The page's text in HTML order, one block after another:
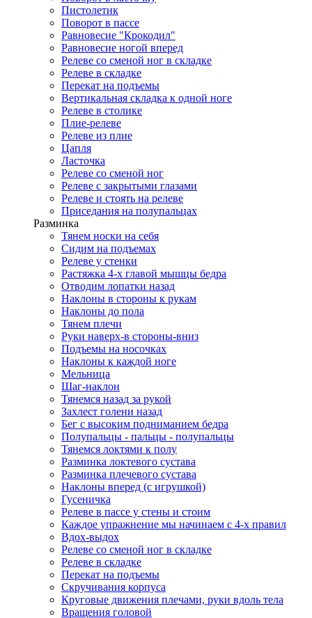
Пистолетик
Поворот в пассе
Равновесие "Крокодил"
Равновесие ногой вперед
Релеве со сменой ног в складке
Релеве в складке
Перекат на подъемы
Вертикальная складка к одной ноге
Релеве в столике
Плие-релеве
Релеве из плие
Цапля
Ласточка
Релеве со сменой ног
Релеве с закрытыми глазами
Релеве и стоять на релеве
Приседания на полупальцах
Разминка
Тянем носки на себя
Сидим на подъемах
Релеве у стенки
Растяжка 4-х главой мышцы бедра
Отводим лопатки назад
Наклоны в стороны к рукам
Наклоны до пола
Тянем плечи
Руки наверх-в стороны-вниз
Подъемы на носочках
Наклоны к каждой ноге
Мельница
Шаг-наклон
Тянемся назад за рукой
Захлест голени назад
Бег с высоким подниманием бедра
Полупальцы - пальцы - полупальцы
Тянемся локтями к полу
Разминка локтевого сустава
Разминка плечевого сустава
Наклоны вперед (с игрушкой)
Гусеничка
Релеве в пассе у стены и стоим
Каждое упражнение мы начинаем с 4-х правил
Вдох-выдох
Релеве со сменой ног в складке
Релеве в складке
Перекат на подъемы
Скручивания корпуса
Круговые движения плечами, руки вдоль тела
Вращения головой